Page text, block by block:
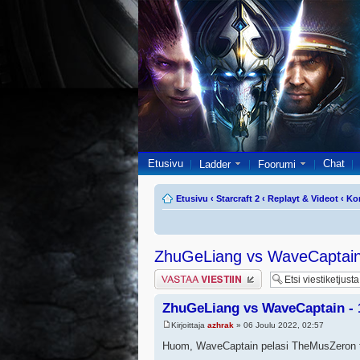
Etusivu Ladder Foorumi Chat
Etusivu ‹ Starcraft 2 ‹ Replayt & Videot ‹
ZhuGeLiang vs
Lähetä vastaus
ZhuGeLiang vs WaveCaptain -
Kirjoittaja azhrak » 06 Joulu 2022, 02:57
Huom, WaveCaptain pelasi TheMusZeron